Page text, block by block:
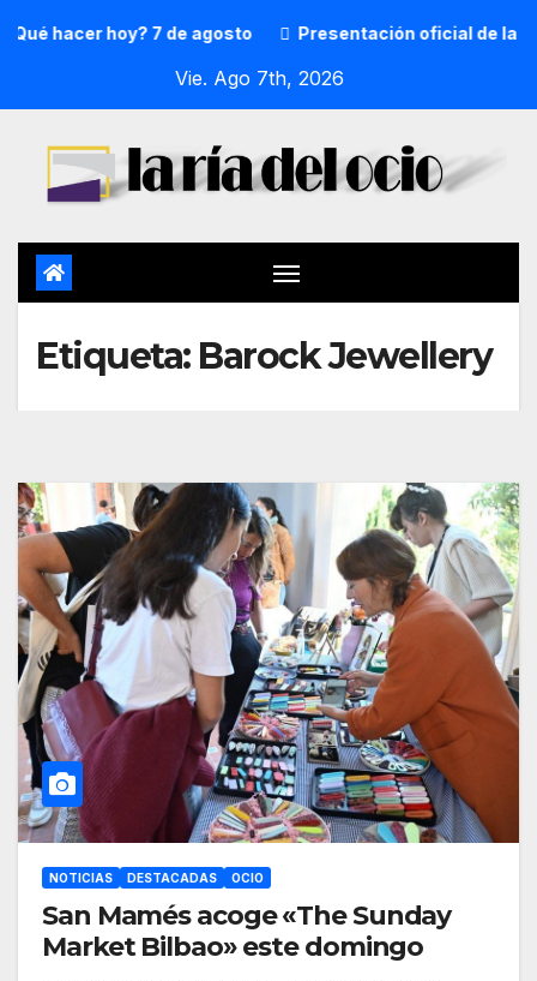
hacer hoy? 7 de agosto Presentación oficial de la
Vie. Ago 7th, 2026
Etiqueta: Barock Jewellery
NOTICIAS DESTACADAS OCIO
San Mamés acoge «The Sunday
Market Bilbao» este domingo